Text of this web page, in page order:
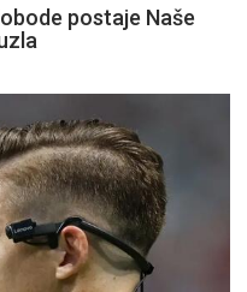
postaje Naše